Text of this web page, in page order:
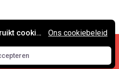
•
Contact
Spreekwoorden.nl
Deze website gebruikt cookies.
Accepteren
Ons cookiebeleid